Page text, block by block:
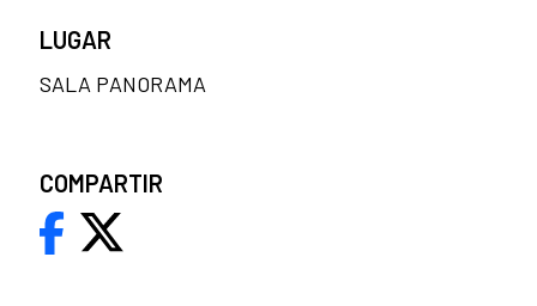
LUGAR
SALA PANORAMA
COMPARTIR